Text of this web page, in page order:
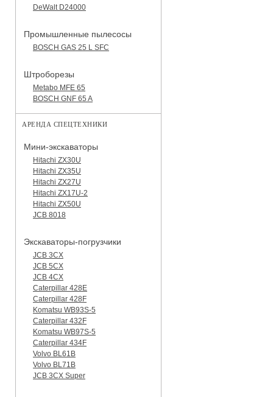
DeWalt D24000
Промышленные пылесосы
BOSCH GAS 25 L SFC
Штроборезы
Metabo MFE 65
BOSCH GNF 65 A
АРЕНДА СПЕЦТЕХНИКИ
Мини-экскаваторы
Hitachi ZX30U
Hitachi ZX35U
Hitachi ZX27U
Hitachi ZX17U-2
Hitachi ZX50U
JCB 8018
Экскаваторы-погрузчики
JCB 3CX
JCB 5CX
JCB 4CX
Caterpillar 428E
Caterpillar 428F
Komatsu WB93S-5
Caterpillar 432F
Komatsu WB97S-5
Caterpillar 434F
Volvo BL61B
Volvo BL71B
JCB 3CX Super